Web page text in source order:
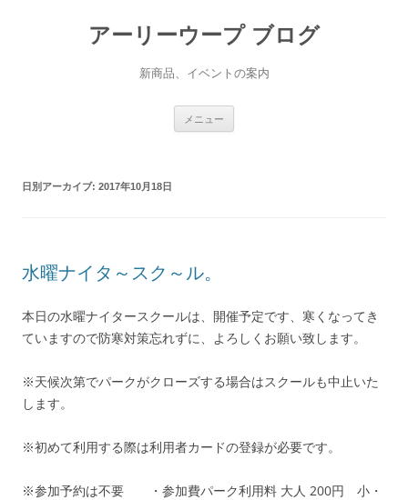
アーリーウープ ブログ
新商品、イベントの案内
メニュー
日別アーカイブ: 2017年10月18日
水曜ナイタ～スク～ル。
本日の水曜ナイタースクールは、開催予定です、寒くなってき
ていますので防寒対策忘れずに、よろしくお願い致します。
※天候次第でパークがクローズする場合はスクールも中止いた
します。
※初めて利用する際は利用者カードの登録が必要です。
※参加予約は不要 ・参加費パーク利用料 大人 200円 小・